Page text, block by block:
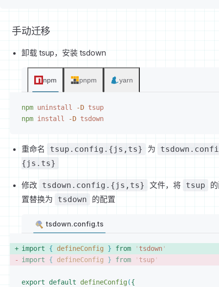
手动迁移
卸载 tsup，安装 tsdown
npm pnpm yarn
npm uninstall -D tsup
npm install -D tsdown
重命名 tsup.config.{js,ts} 为
{js.ts}
修改 tsdown.config.{js,ts} 文件，将 tsup
置替换为
tsdown 的配置
tsdown.config.ts
import { defineConfig } from ' tsdown'
import
{ defineConfig } from ' tsup '
export default defineConfig({